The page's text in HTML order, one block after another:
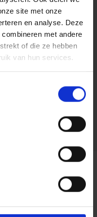
site met onze
en analyse. Deze
met andere
of die ze hebben
van hun services.
het gezin, zonder te
en welke
verzekeringnemer
Auto Artikel 1 zijn